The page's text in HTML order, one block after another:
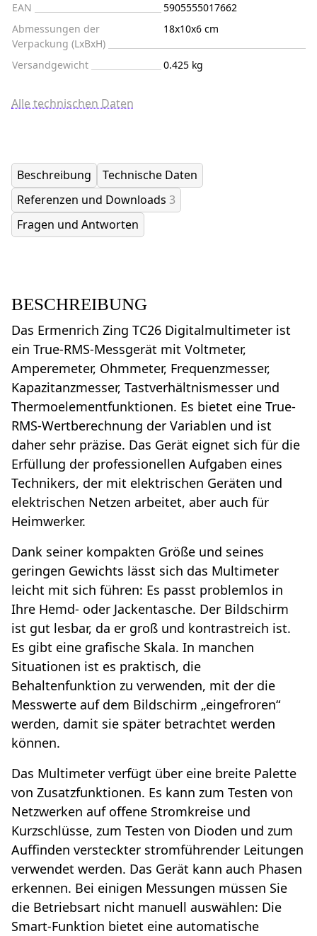
EAN
5905555017662
Abmessungen der
Verpackung (LxBxH)
18x10x6 cm
Versandgewicht 0.425 kg
Alle technischen Daten
Beschreibung
Technische Daten
Referenzen und Downloads 3
Fragen und Antworten
BESCHREIBUNG
Das Ermenrich Zing TC26 Digitalmultimeter ist
ein True-RMS-Messgerät mit Voltmeter,
Amperemeter, Ohmmeter, Frequenzmesser,
Kapazitanzmesser, Tastverhältnismesser und
Thermoelementfunktionen. Es bietet eine True-
RMS-Wertberechnung der Variablen und ist
daher sehr präzise. Das Gerät eignet sich für die
Erfüllung der professionellen Aufgaben eines
Technikers, der mit elektrischen Geräten und
elektrischen Netzen arbeitet, aber auch für
Heimwerker.
Dank seiner kompakten Größe und seines
geringen Gewichts lässt sich das Multimeter
leicht mit sich führen: Es passt problemlos in
Ihre Hemd- oder Jackentasche. Der Bildschirm
ist gut lesbar, da er groß und kontrastreich ist.
Es gibt eine grafische Skala. In manchen
Situationen ist es praktisch, die
Behaltenfunktion zu verwenden, mit der die
Messwerte auf dem Bildschirm „eingefroren“
werden, damit sie später betrachtet werden
können.
Das Multimeter verfügt über eine breite Palette
von Zusatzfunktionen. Es kann zum Testen von
Netzwerken auf offene Stromkreise und
Kurzschlüsse, zum Testen von Dioden und zum
Auffinden versteckter stromführender Leitungen
verwendet werden. Das Gerät kann auch Phasen
erkennen. Bei einigen Messungen müssen Sie
die Betriebsart nicht manuell auswählen: Die
Smart-Funktion bietet eine automatische